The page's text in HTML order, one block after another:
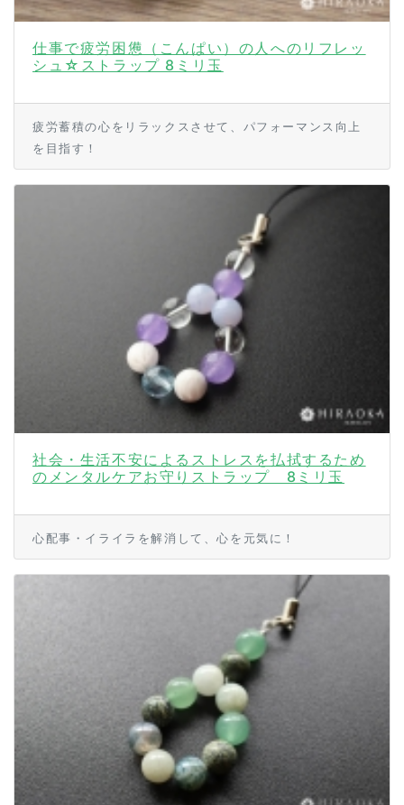
仕事で疲労困憊（こんぱい）の人へのリフレッ
シュ☆ストラップ 8ミリ玉
疲労蓄積の心をリラックスさせて、パフォーマンス向上
を目指す！
社会・生活不安によるストレスを払拭するため
のメンタルケアお守りストラップ 8ミリ玉
心配事・イライラを解消して、心を元気に！